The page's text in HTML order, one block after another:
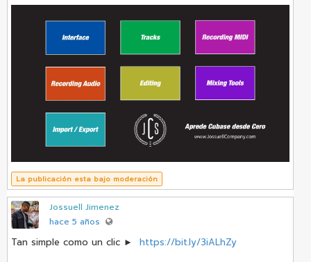
La publicación esta bajo moderación
Jossuell Jimenez
hace 5 años
Tan simple como un clic ► https://bit.ly/3iALhZy